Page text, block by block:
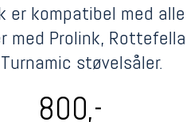
er kompatibel med alle
med Prolink, Rottefella
støvelsåler.
800,-